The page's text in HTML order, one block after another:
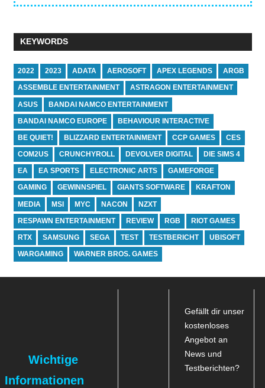
KEYWORDS
2022 2023 ADATA AEROSOFT APEX LEGENDS ARGB
ASSEMBLE ENTERTAINMENT ASTRAGON ENTERTAINMENT
ASUS BANDAI NAMCO ENTERTAINMENT
BANDAI NAMCO EUROPE BEHAVIOUR INTERACTIVE
BE QUIET! BLIZZARD ENTERTAINMENT CCP GAMES CES
COM2US CRUNCHYROLL DEVOLVER DIGITAL DIE SIMS 4
EA EA SPORTS ELECTRONIC ARTS GAMEFORGE
GAMING GEWINNSPIEL GIANTS SOFTWARE KRAFTON
MEDIA MSI MYC NACON NZXT
RESPAWN ENTERTAINMENT REVIEW RGB RIOT GAMES
RTX SAMSUNG SEGA TEST TESTBERICHT UBISOFT
WARGAMING WARNER BROS. GAMES
Wichtige
Informationen
Gefällt dir unser
kostenloses
Angebot an
News und
Testberichten?